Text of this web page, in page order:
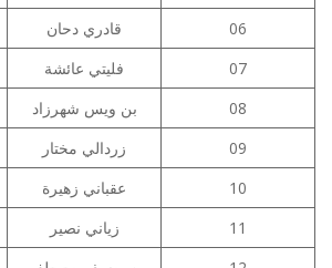
قادري دحان
06
فليتي عائشة
07
بن ويس شهرزاد
08
زردالي مختار
09
عقباني زهيرة
10
زياني نصير
11